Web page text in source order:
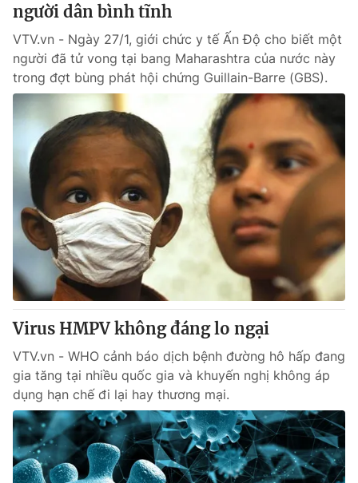
người dân bình tĩnh
VTV.vn - Ngày 27/1, giới chức y tế Ấn Độ cho biết một
người đã tử vong tại bang Maharashtra của nước này
trong đợt bùng phát hội chứng Guillain-Barre (GBS).
Virus HMPV không đáng lo ngại
VTV.vn - WHO cảnh báo dịch bệnh đường hô hấp đang
gia tăng tại nhiều quốc gia và khuyến nghị không áp
dụng hạn chế đi lại hay thương mại.